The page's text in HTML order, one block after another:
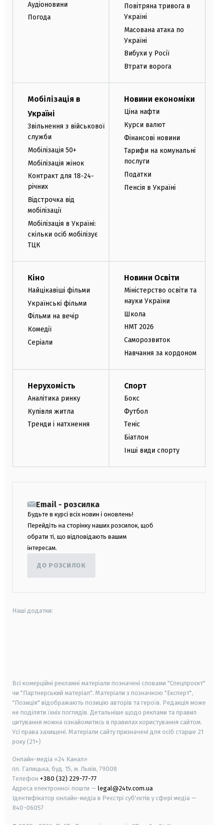
Аудіоновини
Погода
Повітряна тривога в
Україні
Масована атака по
Україні
Вибухи у Росії
Втрати ворога
Мобілізація в
Україні
Звільнення з військової
служби
Мобілізація 50+
Мобілізація жінок
Контракт для 18-24-
річних
Відстрочка від
мобілізації
Мобілізація в Україні:
скільки осіб мобілізує
ТЦК
Новини економіки
Ціна нафти
Курси валют
Фінансові новини
Тарифи на комунальні
послуги
Податки
Пенсія в Україні
Кіно
Найцікавіші фільми
Українські фільми
Фільми на вечір
Комедії
Серіали
Новини Освіти
Міністерство освіти та
науки України
Школа
НМТ 2026
Саморозвиток
Навчання за кордоном
Нерухомість
Аналітика ринку
Купівля житла
Тренди і натхнення
Спорт
Бокс
Футбол
Теніс
Біатлон
Інші види спорту
Email - розсилка
Будьте в курсі всіх новин і оновлень!
Перейдіть на сторінку наших розсилок, щоб
обрати ті, що відповідають вашим
інтересам.
ДО РОЗСИЛОК
Наші додатки:
Всі комерційні рекламні матеріали позначені словами "Спецпроєкт"
чи "Партнерський матеріал". Матеріали з позначкою "Експерт",
"Позиція" відображають позицію авторів та героїв. Редакція може
не поділяти їхніх поглядів. Детальніше щодо реклами та правил
цитування можна ознайомитись в правилах користування сайтом.
Усі права захищені. Матеріали сайту призначені для осіб старше 21
року (21+)
Онлайн-медіа «24 Канал»
пл. Галицька, буд. 15, м. Львів, 79008
Телефон +380 (32) 229-77-77
Адреса електронної пошти — legal@24tv.com.ua
Ідентифікатор онлайн-медіа в Реєстрі суб'єктів у сфері медіа —
R40-06057